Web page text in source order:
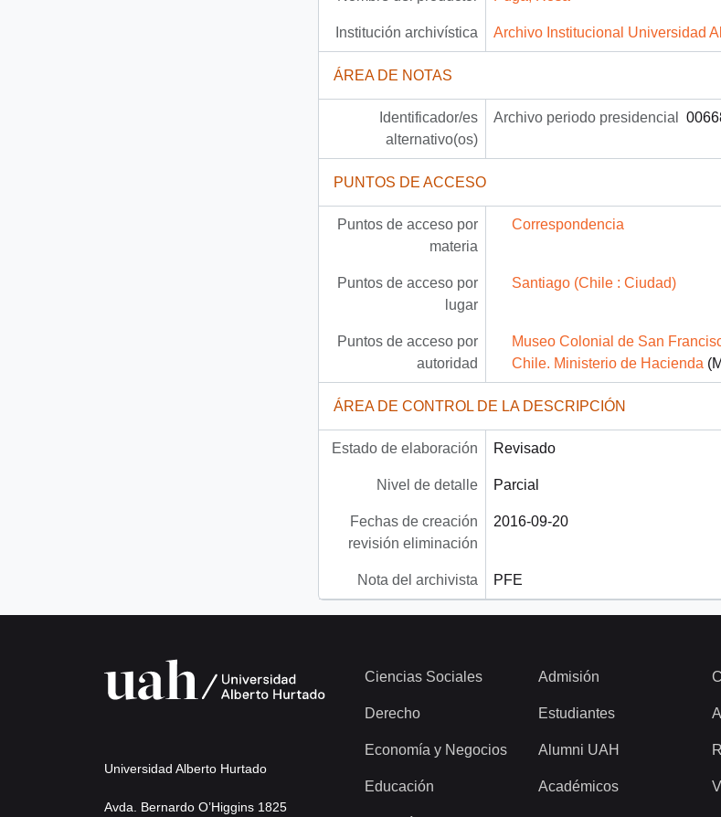
Institución archivística Archivo Institucional Universidad
ÁREA DE NOTAS
Identificador/es
alternativo(os)
Archivo periodo presidencial
PUNTOS DE ACCESO
Puntos de acceso por
materia
Correspondencia
Puntos de acceso por
lugar
Santiago (Chile : Ciudad)
Puntos de acceso por
autoridad
Museo Colonial de San
Chile. Ministerio de Hacienda
ÁREA DE CONTROL DE LA DESCRIPCIÓN
Estado de elaboración Revisado
Nivel de detalle Parcial
Fechas de creación
revisión eliminación
2016-09-20
Nota del archivista PFE
Universidad Alberto Hurtado
Avda. Bernardo O’Higgins 1825
Ciencias Sociales
Derecho
Economía y Negocios
Educación
Admisión
Estudiantes
Alumni UAH
Académicos